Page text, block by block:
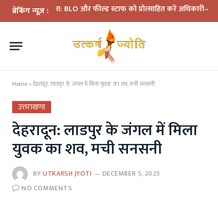
ब्रेकिंग न्यूज़ :
समीक्षा: BLO और फील्ड स्टाफ को प्रोत्साहित करें अधिकारी—मुख्य
Home »देहरादून: लाडपुर के जंगल में मिला युवक का शव, मची सनसनी
उत्तराखण्ड
देहरादून: लाडपुर के जंगल में मिला
युवक का शव, मची सनसनी
BYUTKARSH JYOTI
DECEMBER 5, 2025
NO COMMENTS